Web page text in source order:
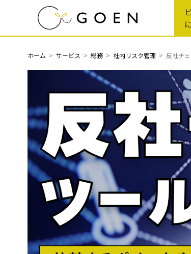
ホーム サービス 総務 社内リスク管理 反社チ